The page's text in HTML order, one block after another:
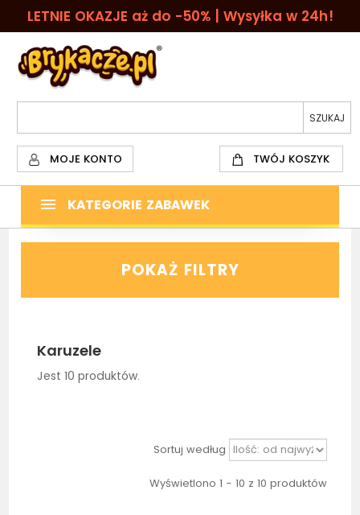
LETNIE OKAZJE aż do -50% | Wysyłka w 24h!
MOJE KONTO TWÓJ KOSZYK
KATEGORIE ZABAWEK
POKAŻ FILTRY
Karuzele
Jest 10 produktów.
Sortuj według
Wyświetlono 1 - 10 z 10 produktów